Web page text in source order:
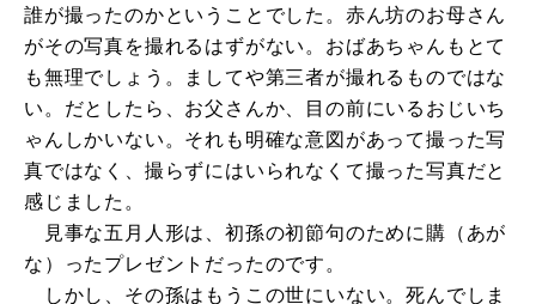
誰が撮ったのかということでした。赤ん坊のお母さん
がその写真を撮れるはずがない。おばあちゃんもとて
も無理でしょう。ましてや第三者が撮れるものではな
い。だとしたら、お父さんか、目の前にいるおじいち
ゃんしかいない。それも明確な意図があって撮った写
真ではなく、撮らずにはいられなくて撮った写真だと
感じました。
見事な五月人形は、初孫の初節句のために購（あが
な）ったプレゼントだったのです。
しかし、その孫はもうこの世にいない。死んでしま